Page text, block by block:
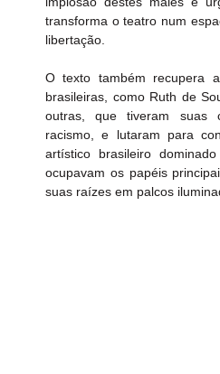
transforma o teatro num
libertação.
O texto também recupera
brasileiras, como Ruth de
outras, que tiveram suas
racismo, e lutaram para
artístico brasileiro
ocupavam os papéis
suas raízes em palcos